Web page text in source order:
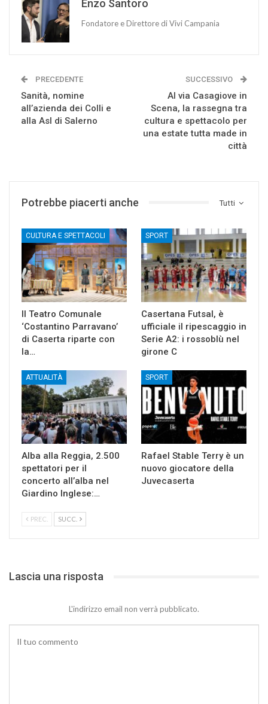
Enzo Santoro
Fondatore e Direttore di Vivi Campania
PRECEDENTE
Sanità, nomine
all’azienda dei Colli e
alla Asl di Salerno
SUCCESSIVO
Al via Casagiove in
Scena, la rassegna tra
cultura e spettacolo per
una estate tutta made in
città
Tutti
Potrebbe piacerti anche
CULTURA E SPETTACOLI
Il Teatro Comunale
‘Costantino Parravano’
di Caserta riparte con
la…
SPORT
Casertana Futsal, è
ufficiale il ripescaggio in
Serie A2: i rossoblù nel
girone C
ATTUALITÀ
Alba alla Reggia, 2.500
spettatori per il
concerto all’alba nel
Giardino Inglese:…
SPORT
Rafael Stable Terry è un
nuovo giocatore della
Juvecaserta
PREC. SUCC.
Lascia una risposta
L'indirizzo email non verrà pubblicato.